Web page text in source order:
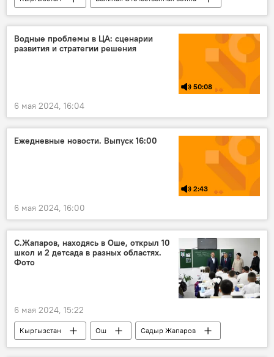
КРСУ
победа
фестиваль
Водные проблемы в ЦА: сценарии
развития и стратегии решения
50:08
6 мая 2024, 16:04
Ежедневные новости. Выпуск 16:00
2:43
6 мая 2024, 16:00
С.Жапаров, находясь в Оше, открыл 10
школ и 2 детсада в разных областях.
Фото
6 мая 2024, 15:22
Кыргызстан Ош
Садыр Жапаров
школа
открытие фото